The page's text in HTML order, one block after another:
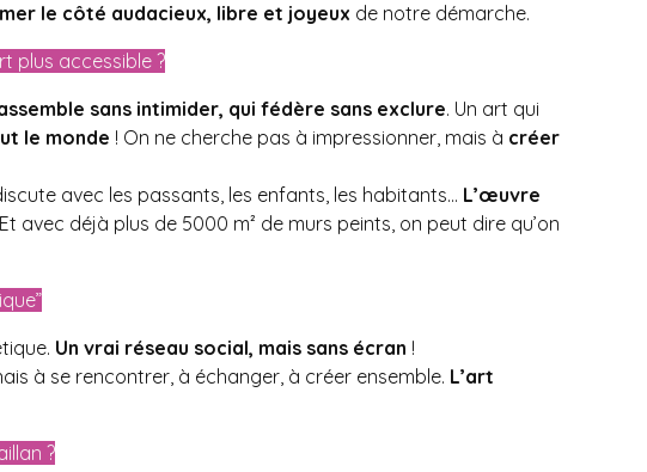
le côté audacieux, libre et joyeux de notre démarche.
plus accessible ?
sans intimider, qui fédère sans exclure. Un art qui
le monde ! On ne cherche pas à impressionner, mais à créer
avec les passants, les enfants, les habitants… L’œuvre
avec déjà plus de 5000 m² de murs peints, on peut dire qu’on
Un vrai réseau social, mais sans écran !
à se rencontrer, à échanger, à créer ensemble. L’art
?